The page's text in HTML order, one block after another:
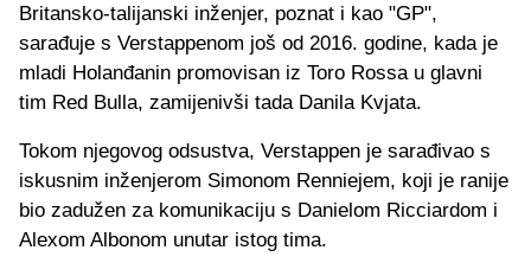
Britansko-talijanski inženjer, poznat i kao "GP",
sarađuje s Verstappenom još od 2016. godine, kada je
mladi Holanđanin promovisan iz Toro Rossa u glavni
tim Red Bulla, zamijenivši tada Danila Kvjata.
Tokom njegovog odsustva, Verstappen je sarađivao s
iskusnim inženjerom Simonom Renniejem, koji je ranije
bio zadužen za komunikaciju s Danielom Ricciardom i
Alexom Albonom unutar istog tima.